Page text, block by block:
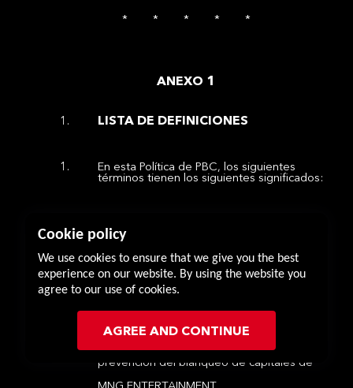
* * * * *
ANEXO 1
LISTA DE DEFINICIONES
En esta Política de PBC, los siguientes
términos tienen los siguientes significados:
PBCsignifica prevención del blanqueo de
capitales.
Política de PBCes la Política de
prevención del blanqueo de capitales de
Cookie policy
We use cookies to ensure that we give you the best
experience on our website. By using the website you
agree to our use of cookies.
AGREE AND CONTINUE